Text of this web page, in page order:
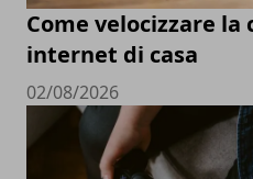
Come velocizzare la
internet di casa
02/08/2026